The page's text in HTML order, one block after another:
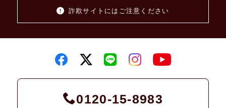
詐欺サイトにはご注意ください
0120-15-8983